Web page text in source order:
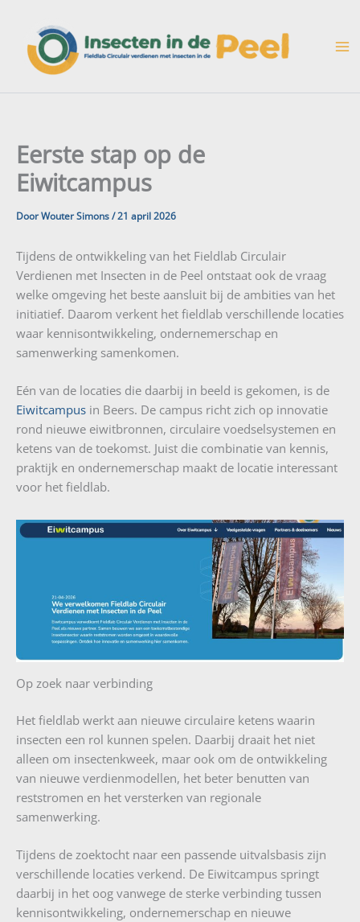
inhoud
Eerste stap op de
Eiwitcampus
DoorWouter Simons/21 april 2026
Tijdens de ontwikkeling van het Fieldlab Circulair
Verdienen met Insecten in de Peel ontstaat ook de vraag
welke omgeving het beste aansluit bij de ambities van het
initiatief. Daarom verkent het fieldlab verschillende locaties
waar kennisontwikkeling, ondernemerschap en
samenwerking samenkomen.
Eén van de locaties die daarbij in beeld is gekomen, is de
Eiwitcampus in Beers. De campus richt zich op innovatie
rond nieuwe eiwitbronnen, circulaire voedselsystemen en
ketens van de toekomst. Juist die combinatie van kennis,
praktijk en ondernemerschap maakt de locatie interessant
voor het fieldlab.
Op zoek naar verbinding
Het fieldlab werkt aan nieuwe circulaire ketens waarin
insecten een rol kunnen spelen. Daarbij draait het niet
alleen om insectenkweek, maar ook om de ontwikkeling
van nieuwe verdienmodellen, het beter benutten van
reststromen en het versterken van regionale
samenwerking.
Tijdens de zoektocht naar een passende uitvalsbasis zijn
verschillende locaties verkend. De Eiwitcampus springt
daarbij in het oog vanwege de sterke verbinding tussen
kennisontwikkeling, ondernemerschap en nieuwe